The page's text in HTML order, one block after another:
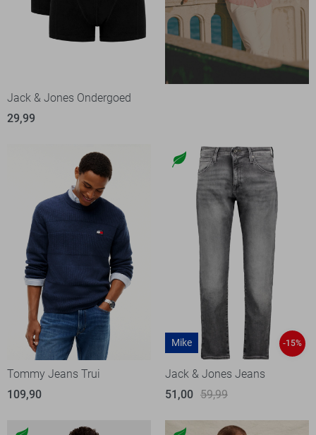
Jack & Jones Ondergoed
29,99
Tommy Jeans Trui
109,90
Mike -15%
Jack & Jones Jeans
51,00 59,99